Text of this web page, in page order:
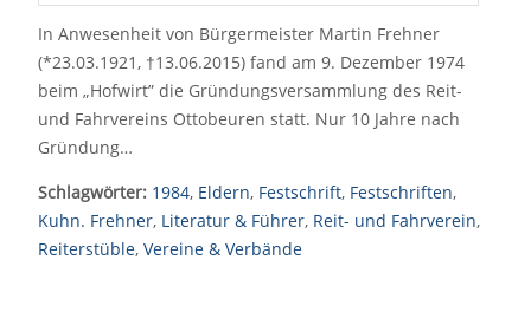
In Anwesenheit von Bürgermeister Martin Frehner
(*23.03.1921, †13.06.2015) fand am 9. Dezember 1974
beim „Hofwirt” die Gründungsversammlung des Reit-
und Fahrvereins Ottobeuren statt. Nur 10 Jahre nach
Gründung…
Schlagwörter: 1984, Eldern, Festschrift, Festschriften,
Kuhn. Frehner, Literatur & Führer, Reit- und Fahrverein,
Reiterstüble, Vereine & Verbände